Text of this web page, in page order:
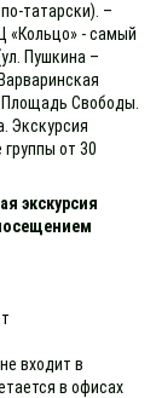
татарски). –
«Кольцо» - самый
Пушкина –
Свободы.
Экскурсия
от 30
экскурсия
входит в
в офисах